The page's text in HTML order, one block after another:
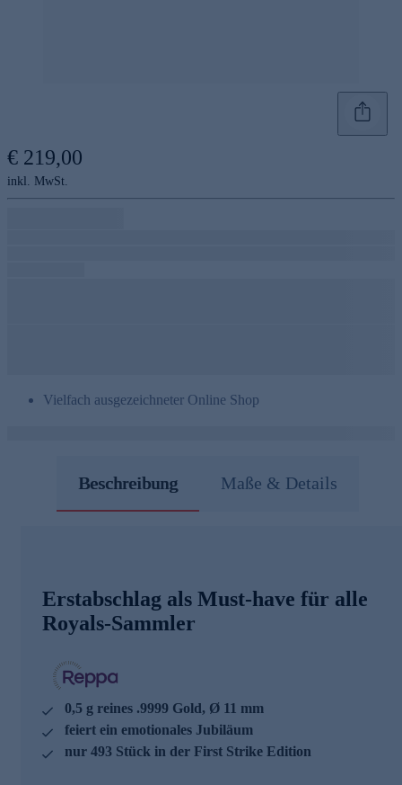
€ 219,00
inkl. MwSt.
Vielfach ausgezeichneter Online Shop
Beschreibung Maße & Details
Erstabschlag als Must-have für alle
Royals-Sammler
0,5 g reines .9999 Gold, Ø 11 mm
feiert ein emotionales Jubiläum
nur 493 Stück in der First Strike Edition